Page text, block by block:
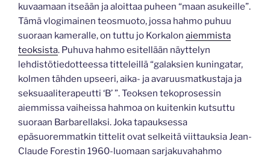
kuvaamaan itseään ja aloittaa puheen “maan asukeille”.
Tämä vlogimainen teosmuoto, jossa hahmo puhuu
suoraan kameralle, on tuttu jo Korkalon aiemmista
teoksista. Puhuva hahmo esitellään näyttelyn
lehdistötiedotteessa titteleillä “galaksien kuningatar,
kolmen tähden upseeri, aika- ja avaruusmatkustaja ja
seksuaaliterapeutti ‘B’ ”. Teoksen tekoprosessin
aiemmissa vaiheissa hahmoa on kuitenkin kutsuttu
suoraan Barbarellaksi. Joka tapauksessa
epäsuoremmatkin tittelit ovat selkeitä viittauksia Jean-
Claude Forestin 1960-luomaan sarjakuvahahmo